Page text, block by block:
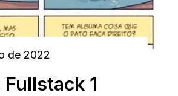
de 2022
Fullstack 1